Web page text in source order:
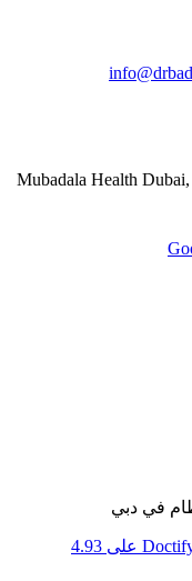
Mubadala Health
في دبي
4.93 على Doctify (402+